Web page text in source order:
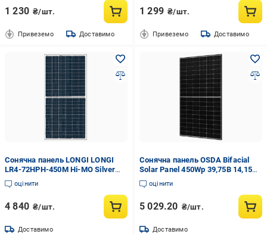
1 230 ₴/шт.
Привеземо Доставимо
1 299 ₴/шт.
Привеземо Доставимо
Сонячна панель LONGI LONGI
LR4-72HPH-450M Hi-MO Silver
Frame 450W MC4 DC1500V 20A
Voc-41.5V Isc-10.85A IP68
2093x1038x35 мм 23,5 кг Q30/C
оцінити
4 840 ₴/шт.
Доставимо
Сонячна панель OSDA Bifacial
Solar Panel 450Wp 39,75В 14,15А
1722х1134х30 мм 24,7 кг Q37
оцінити
5 029.20 ₴/шт.
Доставимо